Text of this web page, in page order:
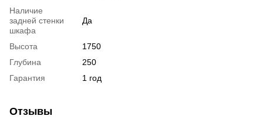
Наличие
задней стенки
шкафа
Да
Высота
1750
Глубина
250
Гарантия
1 год
Отзывы